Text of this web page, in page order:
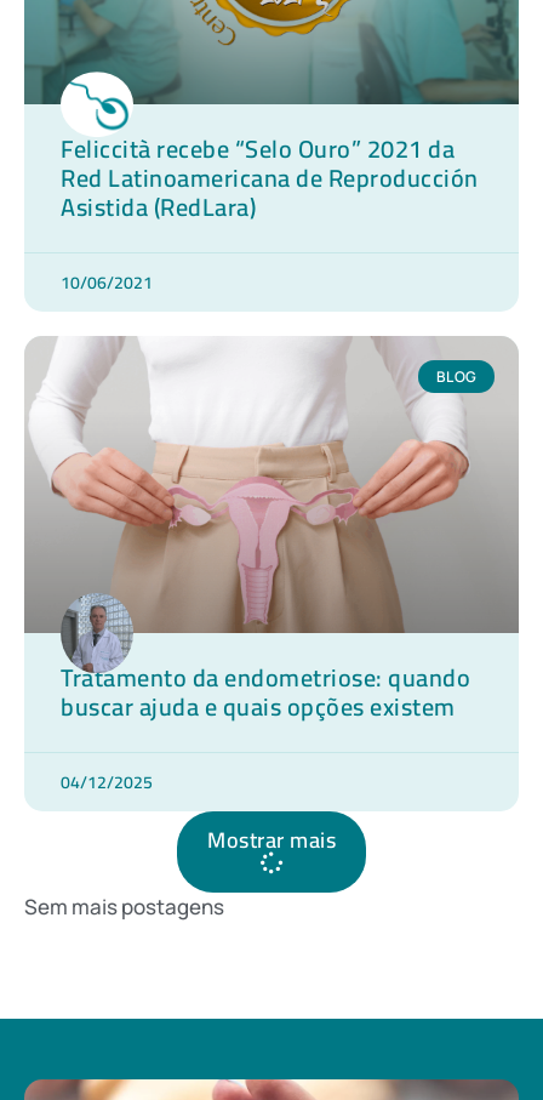
Feliccità recebe “Selo Ouro” 2021 da
Red Latinoamericana de Reproducción
Asistida (RedLara)
10/06/2021
BLOG
Tratamento da endometriose: quando
buscar ajuda e quais opções existem
04/12/2025
Mostrar mais
Sem mais postagens